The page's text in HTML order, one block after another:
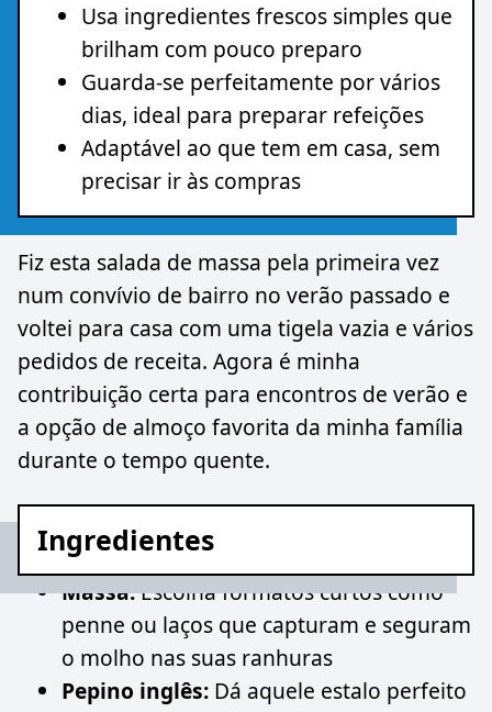
Usa ingredientes frescos simples que
brilham com pouco preparo
Guarda-se perfeitamente por vários
dias, ideal para preparar refeições
Adaptável ao que tem em casa, sem
precisar ir às compras
Fiz esta salada de massa pela primeira vez
num convívio de bairro no verão passado e
voltei para casa com uma tigela vazia e vários
pedidos de receita. Agora é minha
contribuição certa para encontros de verão e
a opção de almoço favorita da minha família
durante o tempo quente.
Ingredientes
Massa:Escolha formatos curtos como
penne ou laços que capturam e seguram
o molho nas suas ranhuras
Pepino inglês: Dá aquele estalo perfeito